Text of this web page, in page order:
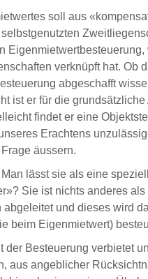
soll aus
verknüpft hat.
abgeschafft
ist er für die
findet er eine
Erachtens
äussern.
lässt sie als eine
Sie ist nichts anderes
und dieses wird
beim Eigenmietwert)
der Besteuerung verbietet
aus angeblicher